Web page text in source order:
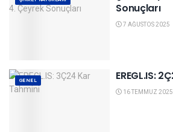
Sonuçları
7 AĞUSTOS 2025
GENEL EREGL.IS:
16 TEMMUZ 2025